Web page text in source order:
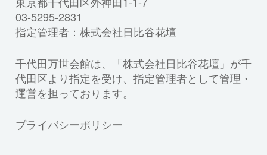
03-5295-2831
指定管理者：株式会社日比谷花壇
千代田万世会館は、「株式会社日比谷花壇」が千
代田区より指定を受け、指定管理者として管理・
運営を担っております。
プライバシーポリシー